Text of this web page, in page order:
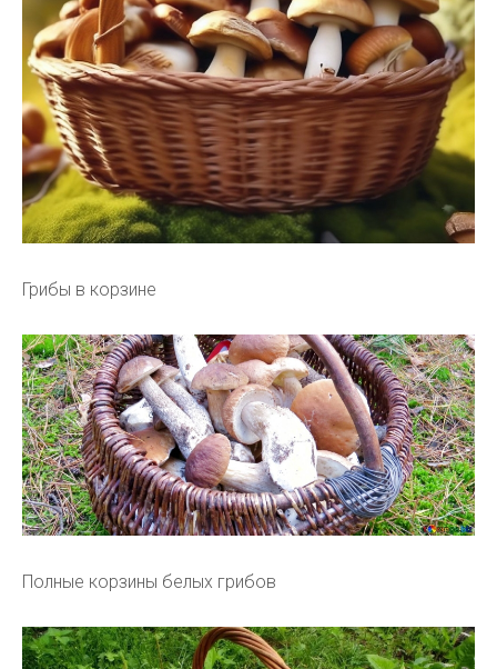
Грибы в корзине
Полные корзины белых грибов